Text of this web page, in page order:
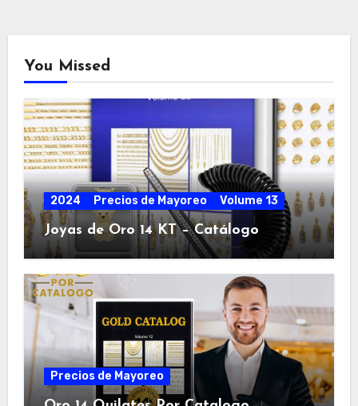
You Missed
2024 Precios de Mayoreo Volume 13
Joyas de Oro 14 KT – Catálogo
Precios de Mayoreo